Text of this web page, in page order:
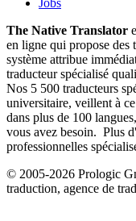
The Native Translator
en ligne qui propose des
système attribue
traducteur spécialisé
Nos 5 500 traducteurs
universitaire, veillent à
dans plus de 100
vous avez besoin. Plus
professionnelles
© 2005-2026 Prologic
traduction, agence de